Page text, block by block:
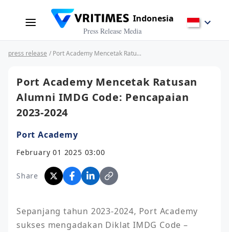
Indonesia
Press Release Media
press release / Port Academy Mencetak Ratusan Alumni IMDG Code: Pencapaian 2023-2024
Port Academy Mencetak Ratusan
Alumni IMDG Code: Pencapaian
2023-2024
Port Academy
February 01 2025 03:00
Share
Sepanjang tahun 2023-2024, Port Academy
sukses mengadakan Diklat IMDG Code –